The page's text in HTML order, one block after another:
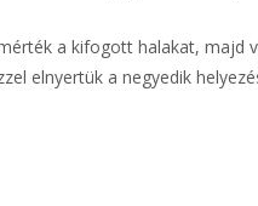
a kifogott halakat,
elnyertük a negyedik